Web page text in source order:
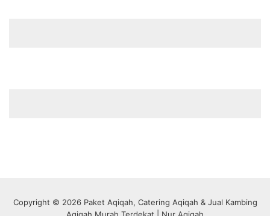
Copyright © 2026 Paket Aqiqah, Catering Aqiqah & Jual Kambing